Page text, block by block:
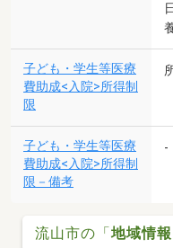
子ども・学生等医療
費助成<入院>所得制
限
子ども・学生等医療
費助成<入院>所得制
限－備考
-
流山市の「地域情報